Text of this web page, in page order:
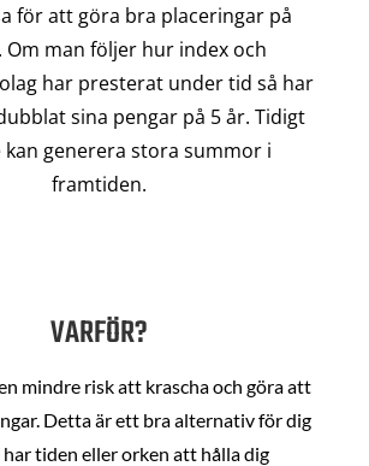
för att göra bra placeringar på
Om man följer hur index och
har presterat under tid så har
sina pengar på 5 år. Tidigt
kan generera stora summor i
framtiden.
VARFÖR?
mindre risk att krascha och göra att
Detta är ett bra alternativ för dig
tiden eller orken att hålla dig